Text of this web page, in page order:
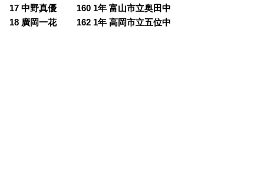
17 中野真優 160 1年 富山市立奥田中
18 廣岡一花 162 1年 高岡市立五位中